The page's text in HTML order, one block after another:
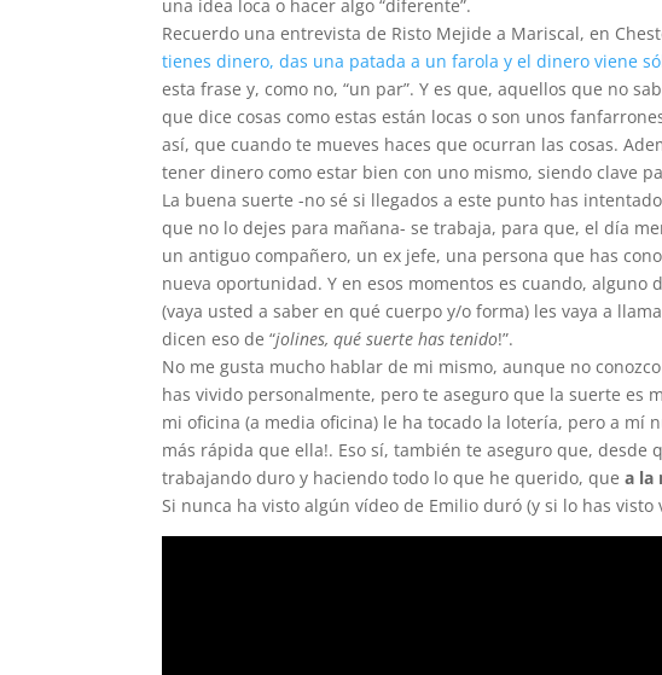
una idea loca o hacer algo “diferente”.
Recuerdo una entrevista de Risto Mejide a Mariscal, en
tienes dinero, das una patada a un farola y el dinero viene
esta frase y, como no, “un par”. Y es que, aquellos que no
que dice cosas como estas están locas o son unos
así, que cuando te mueves haces que ocurran las cosas.
tener dinero como estar bien con uno mismo, siendo clave
La buena suerte -no sé si llegados a este punto has
que no lo dejes para mañana- se trabaja, para que, el día
un antiguo compañero, un ex jefe, una persona que has
nueva oportunidad. Y en esos momentos es cuando, alguno
(vaya usted a saber en qué cuerpo y/o forma) les vaya a
dicen eso de “jolines, qué suerte has tenido!”.
No me gusta mucho hablar de mi mismo, aunque no
has vivido personalmente, pero te aseguro que la suerte es
mi oficina (a media oficina) le ha tocado la lotería, pero a mí
más rápida que ella!. Eso sí, también te aseguro que,
trabajando duro y haciendo todo lo que he querido, quea la
Si nunca ha visto algún vídeo de Emilio duró (y si lo has